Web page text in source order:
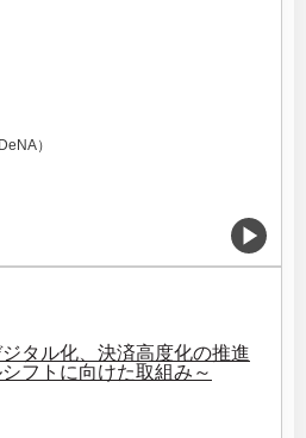
）
タル化、決済高度化の推進
フトに向けた取組み～